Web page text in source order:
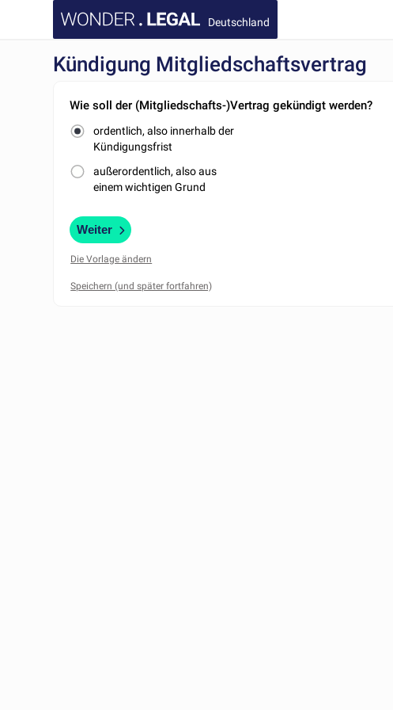
Deutschland
Kündigung Mitgliedschaftsvertrag
Wie soll der (Mitgliedschafts-)Vertrag gekündigt werden?
ordentlich, also innerhalb der
Kündigungsfrist
außerordentlich, also aus
einem wichtigen Grund
Weiter
Die Vorlage ändern